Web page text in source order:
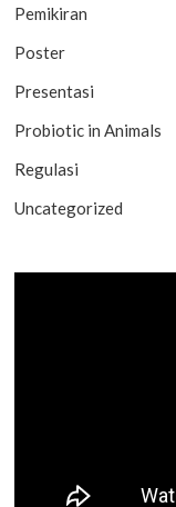
Pemikiran
Poster
Presentasi
Probiotic in Animals
Regulasi
Uncategorized